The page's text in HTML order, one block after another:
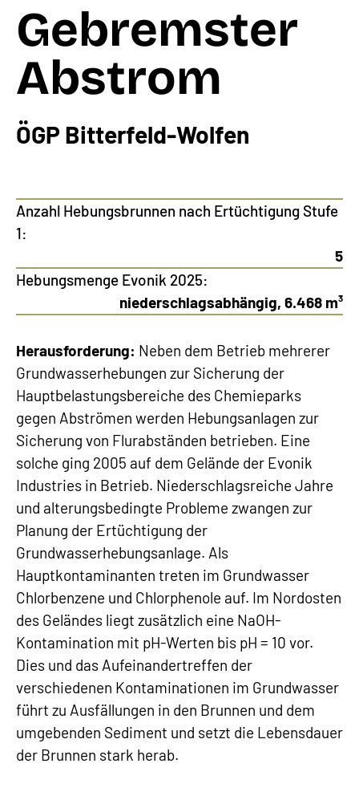
Gebremster
Abstrom
ÖGP Bitterfeld-Wolfen
Anzahl Hebungsbrunnen nach Ertüchtigung Stufe
1:
5
Hebungsmenge Evonik 2025:
niederschlagsabhängig, 6.468 m³
Herausforderung: Neben dem Betrieb mehrerer
Grundwasserhebungen zur Sicherung der
Hauptbelastungsbereiche des Chemieparks
gegen Abströmen werden Hebungsanlagen zur
Sicherung von Flurabständen betrieben. Eine
solche ging 2005 auf dem Gelände der Evonik
Industries in Betrieb. Niederschlagsreiche Jahre
und alterungsbedingte Probleme zwangen zur
Planung der Ertüchtigung der
Grundwasserhebungsanlage. Als
Hauptkontaminanten treten im Grundwasser
Chlorbenzene und Chlorphenole auf. Im Nordosten
des Geländes liegt zusätzlich eine NaOH-
Kontamination mit pH-Werten bis pH = 10 vor.
Dies und das Aufeinandertreffen der
verschiedenen Kontaminationen im Grundwasser
führt zu Ausfällungen in den Brunnen und dem
umgebenden Sediment und setzt die Lebensdauer
der Brunnen stark herab.